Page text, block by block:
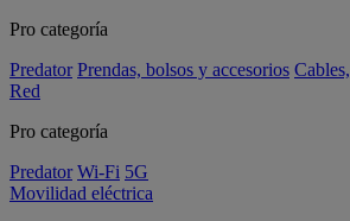
Pro categoría
Predator Prendas, bolsos y accesorios
Red
Pro categoría
Predator Wi-Fi 5G
Movilidad eléctrica